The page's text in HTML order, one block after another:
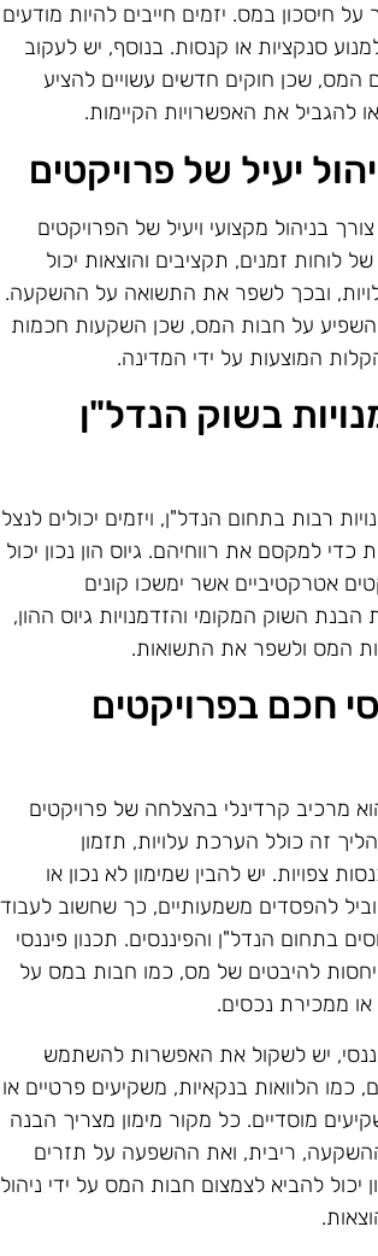
חיסכון במס. יזמים חייבים להיות מודעים
סנקציות או קנסות. בנוסף, יש לעקוב
המס, שכן חוקים חדשים עשויים להציע
להגביל את האפשרויות הקיימות.
יעיל של פרויקטים
בניהול מקצועי ויעיל של הפרויקטים
לוחות זמנים, תקציבים והוצאות יכול
ובכך לשפר את התשואה על ההשקעה.
להשפיע על חבות המס, שכן השקעות חכמות
המוצעות על ידי המדינה.
בשוק הנדל"ן
רבות בתחום הנדל"ן, ויזמים יכולים לנצל
למקסם את רווחיהם. גיוס הון נכון יכול
אטרקטיביים אשר ימשכו קונים
השוק המקומי והזדמנויות גיוס ההון,
המס ולשפר את התשואות.
חכם בפרויקטים
מרכיב קרדינלי בהצלחה של פרויקטים
זה כולל הערכת עלויות, תזמון
צפויות. יש להבין שמימון לא נכון או
להפסדים משמעותיים, כך שחשוב לעבוד
בתחום הנדל"ן והפיננסים. תכנון פיננסי
להיבטים של מס, כמו חבות במס על
ממכירת נכסים.
יש לשקול את האפשרות להשתמש
כמו הלוואות בנקאיות, משקיעים פרטיים או
מוסדיים. כל מקור מימון מצריך הבנה
ריבית, ואת ההשפעה על תזרים
יכול להביא לצמצום חבות המס על ידי ניהול